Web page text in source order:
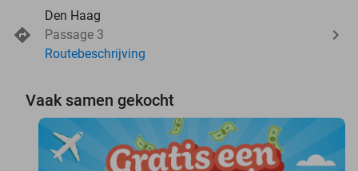
Den Haag
Passage 3
Routebeschrijving
Vaak samen gekocht